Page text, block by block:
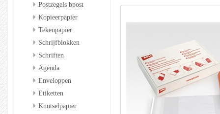
Postzegels bpost
Kopieerpapier
Tekenpapier
Schrijfblokken
Schriften
Agenda
Enveloppen
Etiketten
Knutselpapier